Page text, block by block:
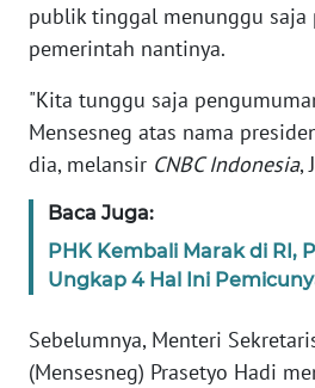
publik tinggal menunggu saja
pemerintah nantinya.
"Kita tunggu saja
Mensesneg atas nama
dia, melansir CNBC Indonesia,
Baca Juga:
PHK Kembali Marak di RI,
Ungkap 4 Hal Ini
Sebelumnya, Menteri
(Mensesneg) Prasetyo Hadi
KAMI
INFO
TENTANG
SIBER